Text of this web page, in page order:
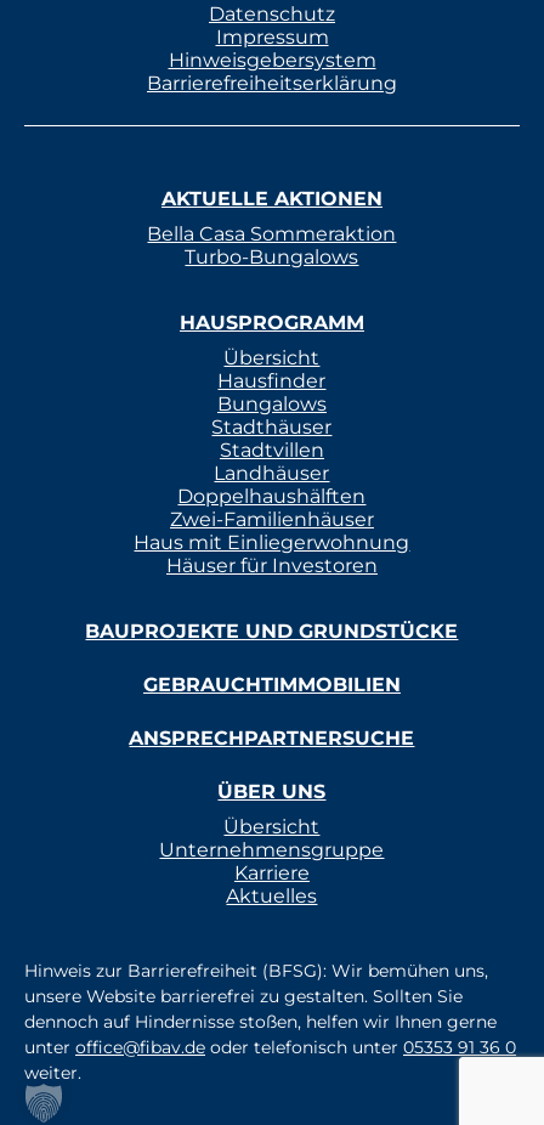
Datenschutz
Impressum
Hinweisgebersystem
Barrierefreiheitserklärung
Hinweis zur Barrierefreiheit (BFSG): Wir bemühen uns,
unsere Website barrierefrei zu gestalten. Sollten Sie
dennoch auf Hindernisse stoßen, helfen wir Ihnen gerne
unter office@fibav.de oder telefonisch unter 05353 91 36 0
weiter.
AKTUELLE AKTIONEN
Bella Casa Sommeraktion
Turbo-Bungalows
HAUSPROGRAMM
Übersicht
Hausfinder
Bungalows
Stadthäuser
Stadtvillen
Landhäuser
Doppelhaushälften
Zwei-Familienhäuser
Haus mit Einliegerwohnung
Häuser für Investoren
BAUPROJEKTE UND GRUNDSTÜCKE
GEBRAUCHTIMMOBILIEN
ANSPRECHPARTNERSUCHE
ÜBER UNS
Übersicht
Unternehmensgruppe
Karriere
Aktuelles